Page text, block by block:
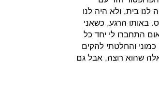
בית, ולא היה לנו
באותו הרגע, כשאני
התחברו לי יחד כל
והחלטתי להקים
שהוא רוצה, אבל גם